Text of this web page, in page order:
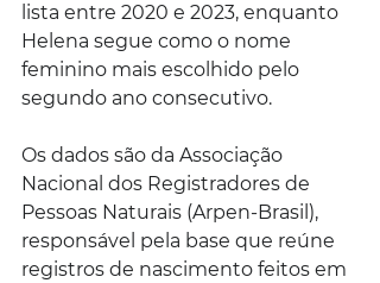
lista entre 2020 e 2023, enquanto
Helena segue como o nome
feminino mais escolhido pelo
segundo ano consecutivo.
Os dados são da Associação
Nacional dos Registradores de
Pessoas Naturais (Arpen-Brasil),
responsável pela base que reúne
registros de nascimento feitos em